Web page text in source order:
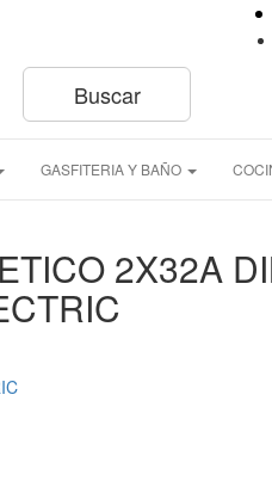
GASFITERIA Y BAÑO
2X32A